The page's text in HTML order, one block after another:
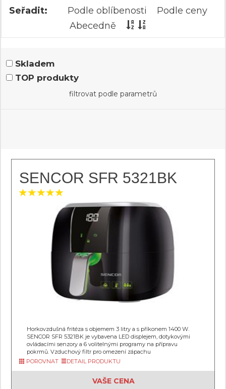
Seřadit: Podle oblíbenosti
Podle ceny
Abecedně
Skladem
TOP produkty
filtrovat podle parametrů
SENCOR SFR 5321BK
Horkovzdušná fritéza s objemem 3 litry a s příkonem 1400 W.
SENCOR SFR 5321BK je vybavena LED displejem, dotykovými
ovládacími senzory a 6 volitelnými programy na přípravu
pokrmů. Vzduchový filtr pro omezení zápachu
POROVNAT
DETAIL PRODUKTU
VAŠE CENA